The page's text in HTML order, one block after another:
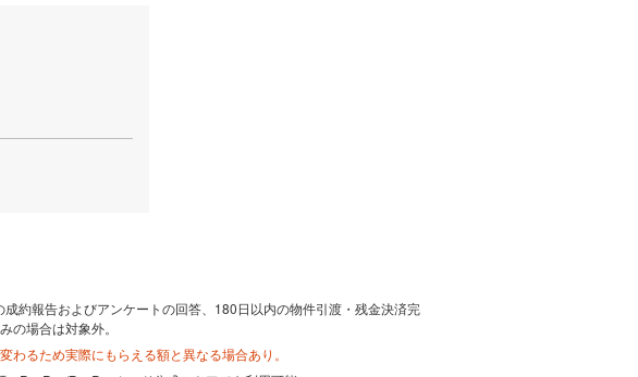
約報告およびアンケートの回答、180日以内の物件引渡・残金決済完
の場合は対象外。
わるため実際にもらえる額と異なる場合あり。